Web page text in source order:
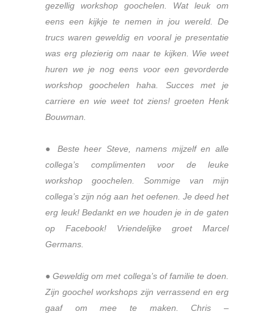
gezellig workshop goochelen. Wat leuk om
eens een kijkje te nemen in jou wereld. De
trucs waren geweldig en vooral je presentatie
was erg plezierig om naar te kijken. Wie weet
huren we je nog eens voor een gevorderde
workshop goochelen haha. Succes met je
carriere en wie weet tot ziens! groeten Henk
Bouwman.
● Beste heer Steve, namens mijzelf en alle
collega’s complimenten voor de leuke
workshop goochelen. Sommige van mijn
collega’s zijn nóg aan het oefenen. Je deed het
erg leuk! Bedankt en we houden je in de gaten
op Facebook! Vriendelijke groet Marcel
Germans.
● Geweldig om met collega’s of familie te doen.
Zijn goochel workshops zijn verrassend en erg
gaaf om mee te maken. Chris –